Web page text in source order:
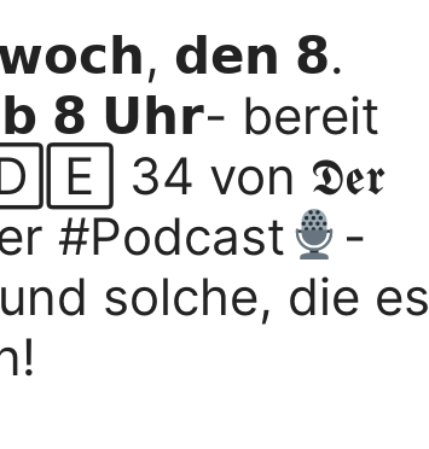
𝗱𝗲𝗻 𝟴.
𝟴 𝗨𝗵𝗿- bereit
von 𝕯𝖊𝖗
#Podcast
-
solche, die es